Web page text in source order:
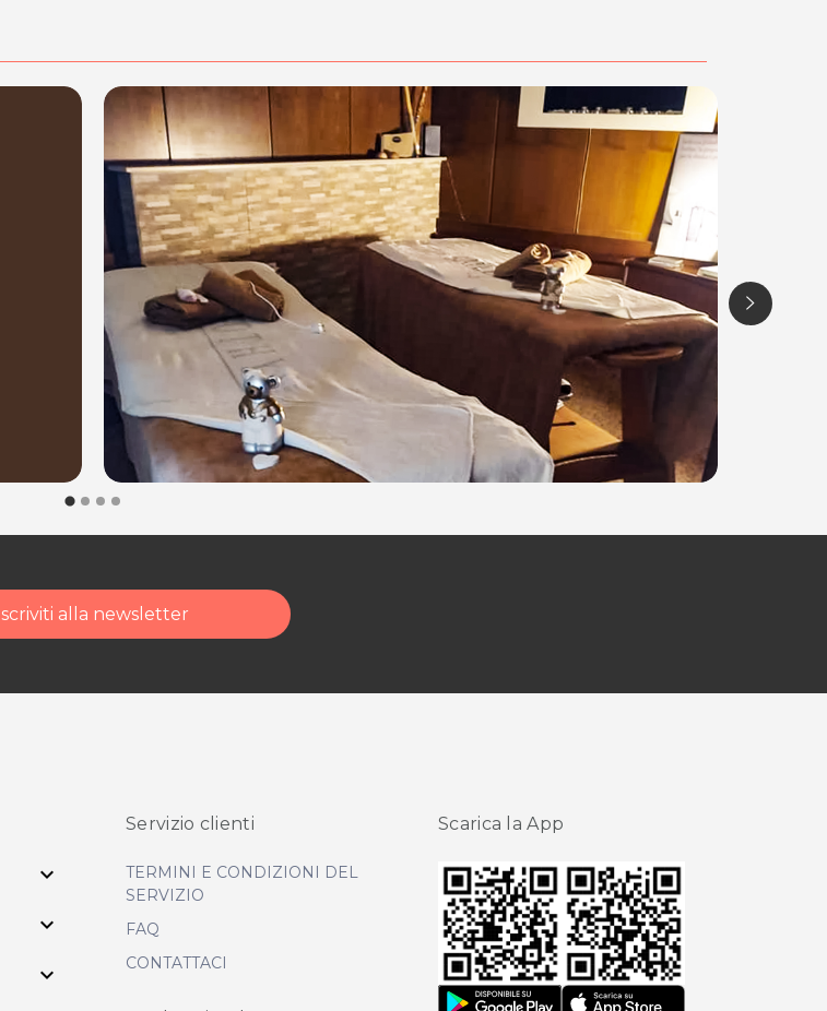
Iscriviti alla newsletter
expand_more
expand_more
expand_more
Servizio clienti
TERMINI E CONDIZIONI DEL
SERVIZIO
FAQ
CONTATTACI
Scarica la App